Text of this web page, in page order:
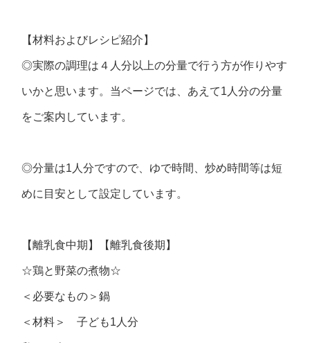
【材料およびレシピ紹介】
◎実際の調理は４人分以上の分量で行う方が作りやす
いかと思います。当ページでは、あえて1人分の分量
をご案内しています。
◎分量は1人分ですので、ゆで時間、炒め時間等は短
めに目安として設定しています。
【離乳食中期】【離乳食後期】
☆鶏と野菜の煮物☆
＜必要なもの＞鍋
＜材料＞ 子ども1人分